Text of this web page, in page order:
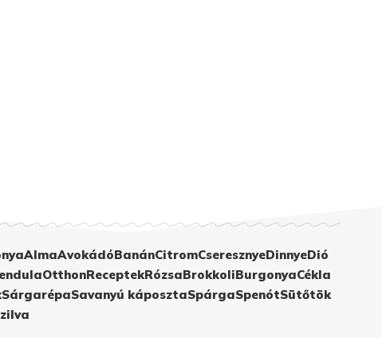
AlmaAvokádóBanánCitromCseresznyeDinnyeDió
OtthonReceptekRózsaBrokkoliBurgonyaCékla
SárgarépaSavanyú káposztaSpárgaSpenótSütőtök